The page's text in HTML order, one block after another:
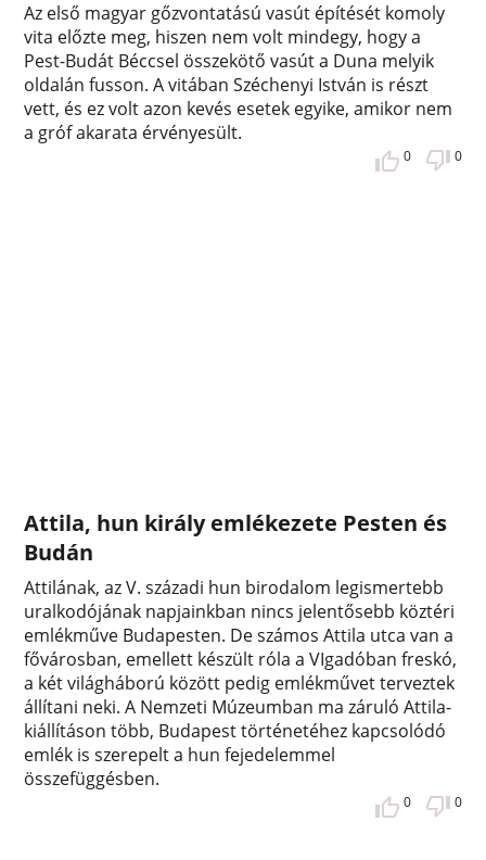
Az első magyar gőzvontatású vasút építését komoly
vita előzte meg, hiszen nem volt mindegy, hogy a
Pest-Budát Béccsel összekötő vasút a Duna melyik
oldalán fusson. A vitában Széchenyi István is részt
vett, és ez volt azon kevés esetek egyike, amikor nem
a gróf akarata érvényesült.
0 0
Attila, hun király emlékezete Pesten és
Budán
Attilának, az V. századi hun birodalom legismertebb
uralkodójának napjainkban nincs jelentősebb köztéri
emlékműve Budapesten. De számos Attila utca van a
fővárosban, emellett készült róla a VIgadóban freskó,
a két világháború között pedig emlékművet terveztek
állítani neki. A Nemzeti Múzeumban ma záruló Attila-
kiállításon több, Budapest történetéhez kapcsolódó
emlék is szerepelt a hun fejedelemmel
összefüggésben.
0 0